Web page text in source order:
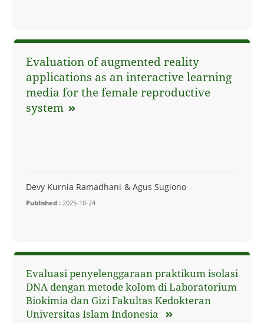
Evaluation of augmented reality
applications as an interactive learning
media for the female reproductive
system
Devy Kurnia Ramadhani Agus Sugiono
Published : 2025-10-24
Evaluasi penyelenggaraan praktikum isolasi
DNA dengan metode kolom di Laboratorium
Biokimia dan Gizi Fakultas Kedokteran
Universitas Islam Indonesia